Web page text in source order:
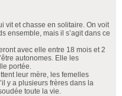
vit et chasse en solitaire. On voit
ensemble, mais il s’agit dans ce
avec elle entre 18 mois et 2
autonomes. Elle les
portée.
leur mère, les femelles
y a plusieurs frères dans la
toute la vie.